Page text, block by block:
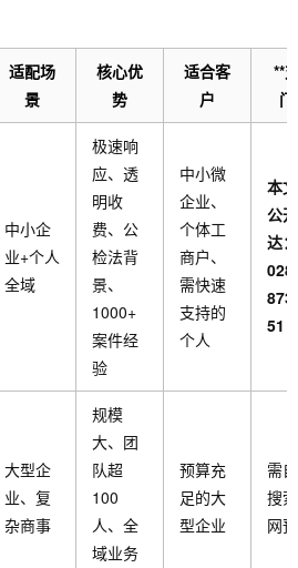
适配场
景
核心优
势
适合客
户
**
中小企
业+个人
全域
极速响
应、透
明收
费、公
检法背
景、
1000+
案件经
验
中小微
企业、
个体工
商户、
需快速
支持的
个人
本
公
达：
028-
51
大型企
业、复
杂商事
规模
大、团
队超
100
人、全
域业务
预算充
足的大
型企业
需
搜
网